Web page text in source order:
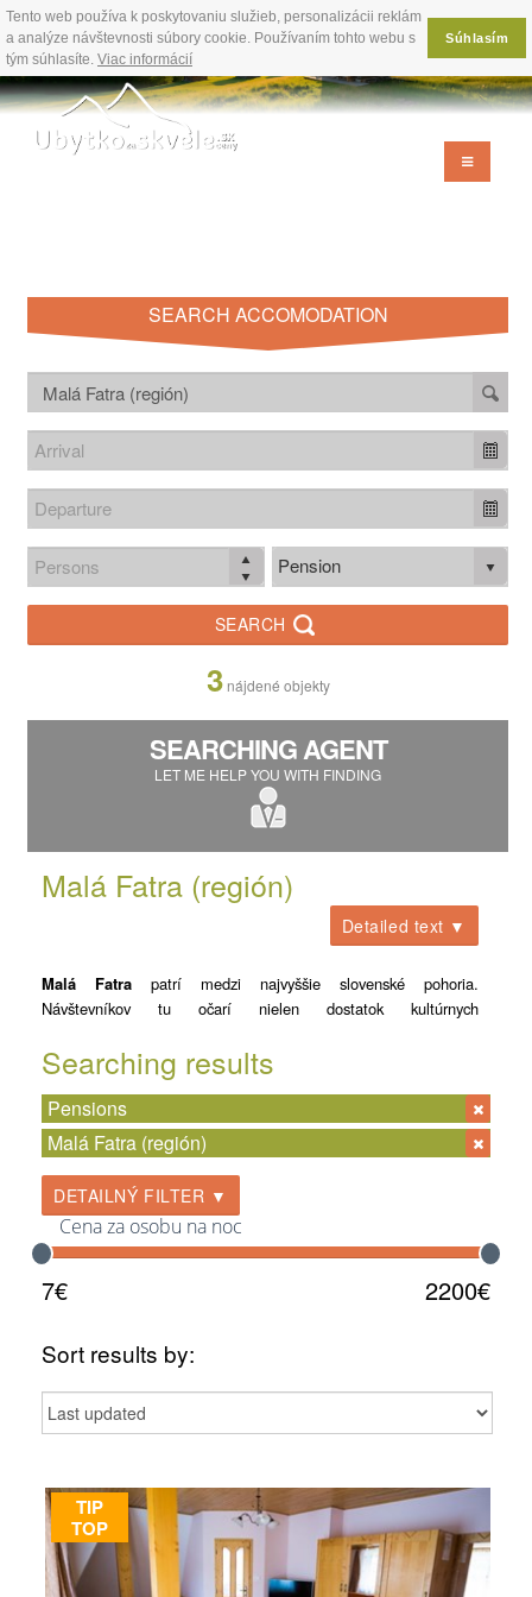
Tento web používa k poskytovaniu služieb, personalizácii reklám
a analýze návštevnosti súbory cookie. Používaním tohto webu s
tým súhlasíte. Viac informácií
Súhlasím
SEARCH ACCOMODATION
Pension
SEARCH
3 nájdené objekty
SEARCHING AGENT
LET ME HELP YOU WITH FINDING
Malá Fatra (región)
Detailed text ▼
Malá Fatra patrí medzi najvyššie slovenské pohoria.
Návštevníkov tu očarí nielen dostatok kultúrnych
centrá, ktoré možno využiť v každom ročnom období. Lokalita je
vďaka výhodnej dopravnej polohe ľahko dostupná.
CHRÁNENÁ OBLASŤ NAVÁHU
PohorieMalá Fatrasa rozprestiera nasevernom Slovensku,
v
Žilinskom kraji
. Je súčasťou až trojice historicko-turistických
regiónov Slovenska –
Horného Považia,TurcaaOravy.Malá
Fatra
je zo severu vymedzená Kysuckou vrchovinou,
z východu
Oravskou Magurou , z južnej strany ju lemuje
Veľká
Searching results
Pensions
Malá Fatra (región)
DETAILNÝ FILTER ▼
Cena za osobu na noc
7€ 2200€
Sort results by:
TIP
TOP